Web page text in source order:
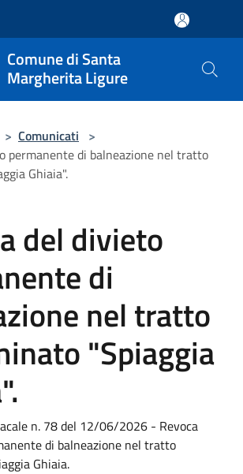
Comune di Santa
Margherita Ligure
> Comunicati >
permanente di balneazione nel tratto
Ghiaia".
del divieto
di
nel tratto
"Spiaggia
n. 78 del 12/06/2026 - Revoca
di balneazione nel tratto
Ghiaia.